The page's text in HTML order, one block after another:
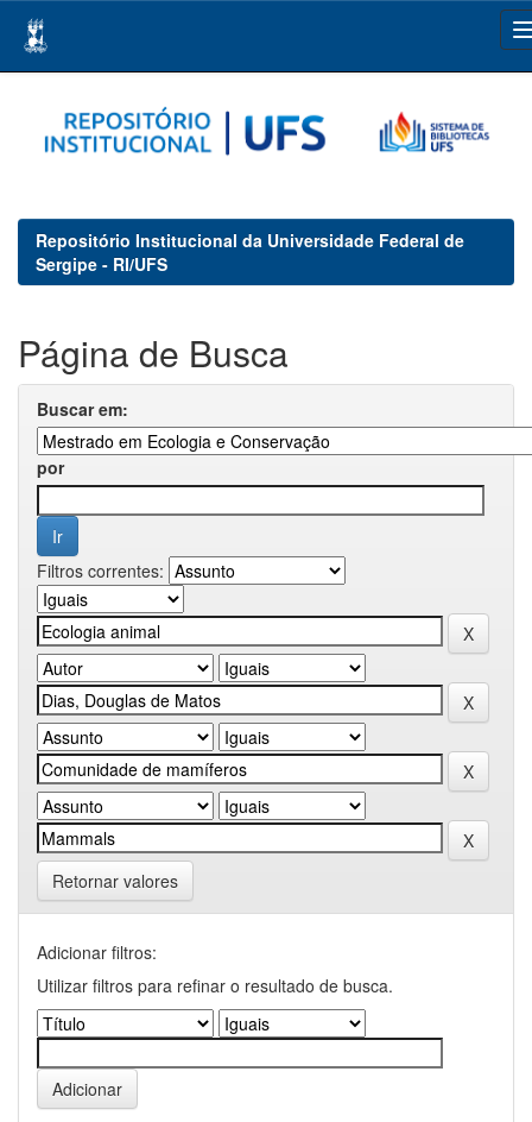
navigation
Repositório Institucional da Universidade Federal de
Sergipe - RI/UFS
Página de Busca
Buscar em:
por
Filtros correntes:
Retornar valores
Adicionar filtros:
Utilizar filtros para refinar o resultado de busca.